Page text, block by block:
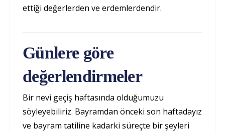
ettiği değerlerden ve erdemlerdendir.
Günlere göre
değerlendirmeler
Bir nevi geçiş haftasında olduğumuzu
söyleyebiliriz. Bayramdan önceki son haftadayız
ve bayram tatiline kadarki süreçte bir şeyleri